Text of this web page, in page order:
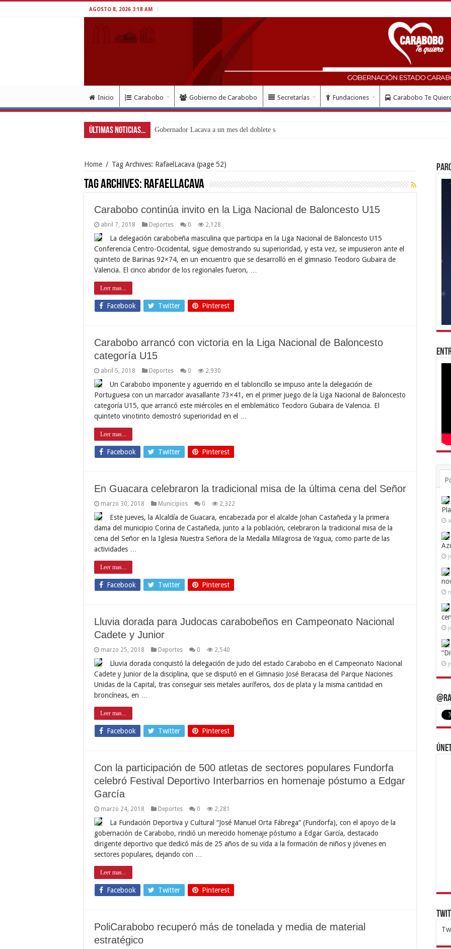
AGOSTO 8, 2026 3:18 AM
Inicio Carabobo Gobierno de Carabobo Secretarías Fundaciones Carabobo Te
Últimas Noticias... Gobernador Lacava a un mes del doblete sísmico: “Honro al vali
Home / Tag Archives: RafaelLacava (page 52)
Tag Archives: RafaelLacava
Carabobo continúa invito en la Liga Nacional de Baloncesto U15
abril 7, 2018 Deportes 0 2,128
La delegación carabobeña masculina que participa en la Liga Nacional de Baloncesto U15
Conferencia Centro-Occidental, sigue demostrando su superioridad, y esta vez, se impusieron ante el
quinteto de Barinas 92×74, en un encuentro que se desarrolló en el gimnasio Teodoro Gubaira de
Valencia. El cinco abridor de los regionales fueron, …
Leer mas...
Facebook Twitter Pinterest
Carabobo arrancó con victoria en la Liga Nacional de Baloncesto
categoría U15
abril 5, 2018 Deportes 0 2,930
Un Carabobo imponente y aguerrido en el tabloncillo se impuso ante la delegación de
Portuguesa con un marcador avasallante 73×41, en el primer juego de la Liga Nacional de Baloncesto
categoría U15, que arrancó este miércoles en el emblemático Teodoro Gubaira de Valencia. El
quinteto vinotinto demostró superioridad en el …
Leer mas...
Facebook Twitter Pinterest
En Guacara celebraron la tradicional misa de la última cena del Señor
marzo 30, 2018 Municipios 0 2,322
Este jueves, la Alcaldía de Guacara, encabezada por el alcalde Johan Castañeda y la primera
dama del municipio Corina de Castañeda, junto a la población, celebraron la tradicional misa de la
cena del Señor en la Iglesia Nuestra Señora de la Medalla Milagrosa de Yagua, como parte de las
actividades …
Leer mas...
Facebook Twitter Pinterest
Lluvia dorada para Judocas carabobeños en Campeonato Nacional
Cadete y Junior
marzo 25, 2018 Deportes 0 2,540
Lluvia dorada conquistó la delegación de judo del estado Carabobo en el Campeonato Nacional
Cadete y Junior de la disciplina, que se disputó en el Gimnasio José Beracasa del Parque Naciones
Unidas de la Capital, tras conseguir seis metales auríferos, dos de plata y la misma cantidad en
broncíneas, en …
Leer mas...
Facebook Twitter Pinterest
Con la participación de 500 atletas de sectores populares Fundorfa
celebró Festival Deportivo Interbarrios en homenaje póstumo a Edgar
García
marzo 24, 2018 Deportes 0 2,281
La Fundación Deportiva y Cultural “José Manuel Orta Fábrega” (Fundorfa), con el apoyo de la
gobernación de Carabobo, rindió un merecido homenaje póstumo a Edgar García, destacado
dirigente deportivo que dedicó más de 25 años de su vida a la formación de niños y jóvenes en
sectores populares, dejando con …
Leer mas...
Facebook Twitter Pinterest
PoliCarabobo recuperó más de tonelada y media de material
estratégico